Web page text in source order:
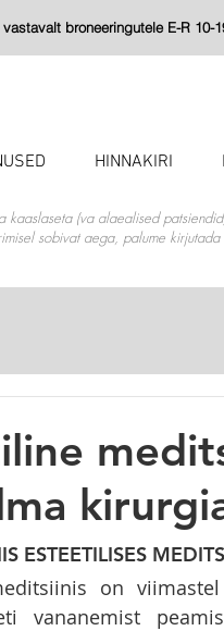
broneeringutele E-R 10-
HINNAKIRI
kaaslaseta (va alaealised
sobivat aega, palume
ESTEETILISES
on
vananemist